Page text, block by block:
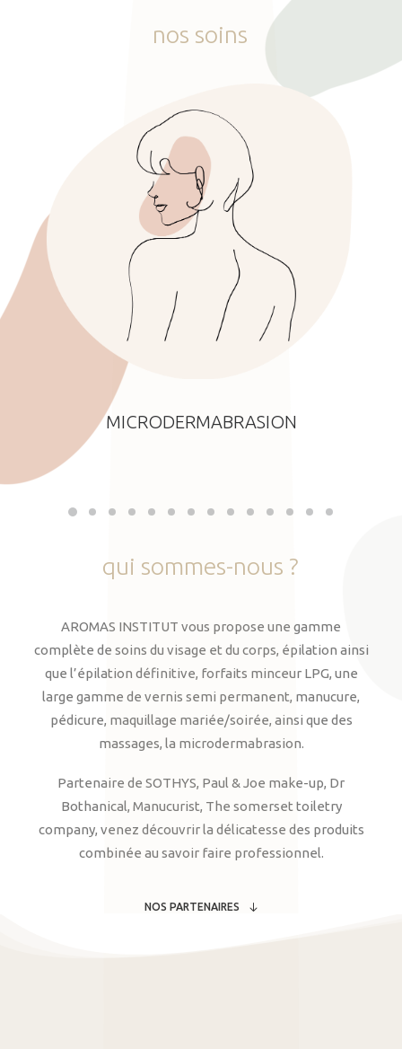
nos soins
MICRODERMABRASION
qui sommes-nous ?
AROMAS INSTITUT vous propose une gamme
complète de soins du visage et du corps, épilation ainsi
que l’épilation définitive, forfaits minceur LPG, une
large gamme de vernis semi permanent, manucure,
pédicure, maquillage mariée/soirée, ainsi que des
massages, la microdermabrasion.
Partenaire de SOTHYS, Paul & Joe make-up, Dr
Bothanical, Manucurist, The somerset toiletry
company, venez découvrir la délicatesse des produits
combinée au savoir faire professionnel.
NOS PARTENAIRES